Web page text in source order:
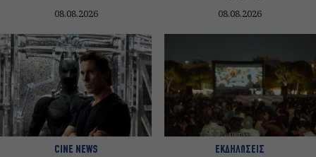
08.08.2026 08.08.2026
CINE NEWS ΕΚΔΗΛΩΣΕΙΣ